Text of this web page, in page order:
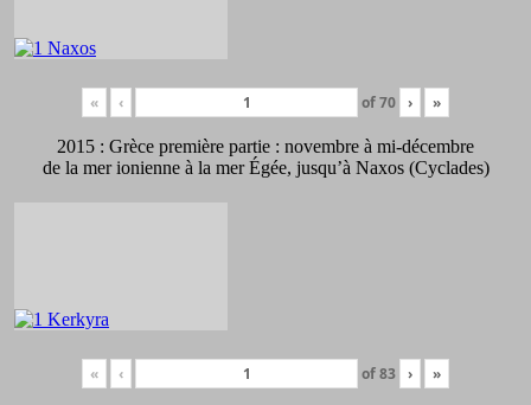
« ‹ of70 › »
2015 : Grèce première partie : novembre à mi-décembre
de la mer ionienne à la mer Égée, jusqu’à Naxos (Cyclades)
« ‹ of83 › »